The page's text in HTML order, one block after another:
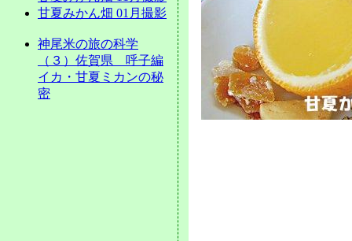
甘夏みかん畑 01月撮影
神尾米の旅の科学
（３）佐賀県 呼子編
イカ・甘夏ミカンの秘
密